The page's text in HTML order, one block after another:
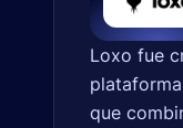
Loxo fue
que